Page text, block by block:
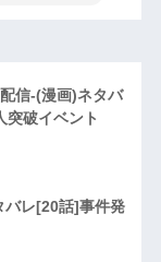
信-(漫画)ネタバ
突破イベント
バレ[20話]事件発